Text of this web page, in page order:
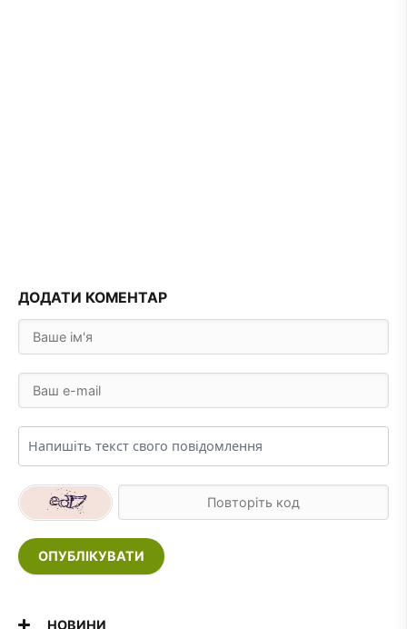
ДОДАТИ КОМЕНТАР
ОПУБЛІКУВАТИ
НОВИНИ